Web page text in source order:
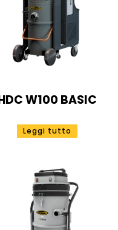
W100 BASIC
Leggi tutto